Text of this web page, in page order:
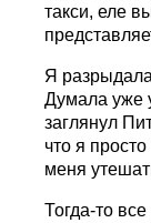
такси, еле
Я
Думала уже
заглянул
что я
меня
Тогда-то